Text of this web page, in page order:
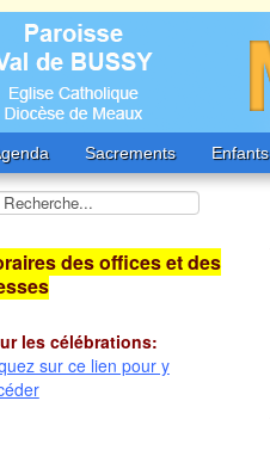
Sacrements Enfants
des offices et des
les célébrations:
sur ce lien pour y